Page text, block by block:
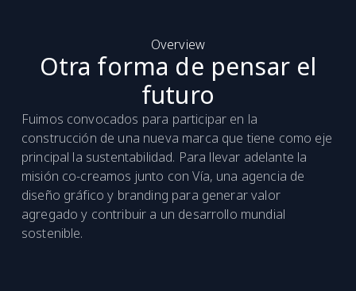
Overview
Otra forma de pensar el
futuro
Fuimos convocados para participar en la
construcción de una nueva marca que tiene como eje
principal la sustentabilidad. Para llevar adelante la
misión co-creamos junto con Vía, una agencia de
diseño gráfico y branding para generar valor
agregado y contribuir a un desarrollo mundial
sostenible.